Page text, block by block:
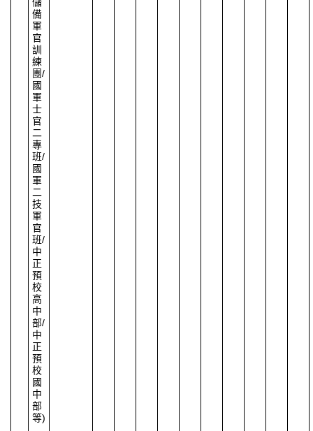
儲
備
軍
官
訓
練
團/
國
軍
士
官
二
專
班/
國
軍
二
技
軍
官
班/
中
正
預
校
高
中
部/
中
正
預
校
國
中
部
等)